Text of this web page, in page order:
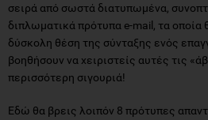
σειρά από σωστά διατυπωμένα,
διπλωματικά πρότυπα e-mail, τα οποία
δύσκολη θέση της σύνταξης ενός
βοηθήσουν να χειριστείς αυτές τις
περισσότερη σιγουριά!
Εδώ θα βρεις λοιπόν 8 πρότυπες